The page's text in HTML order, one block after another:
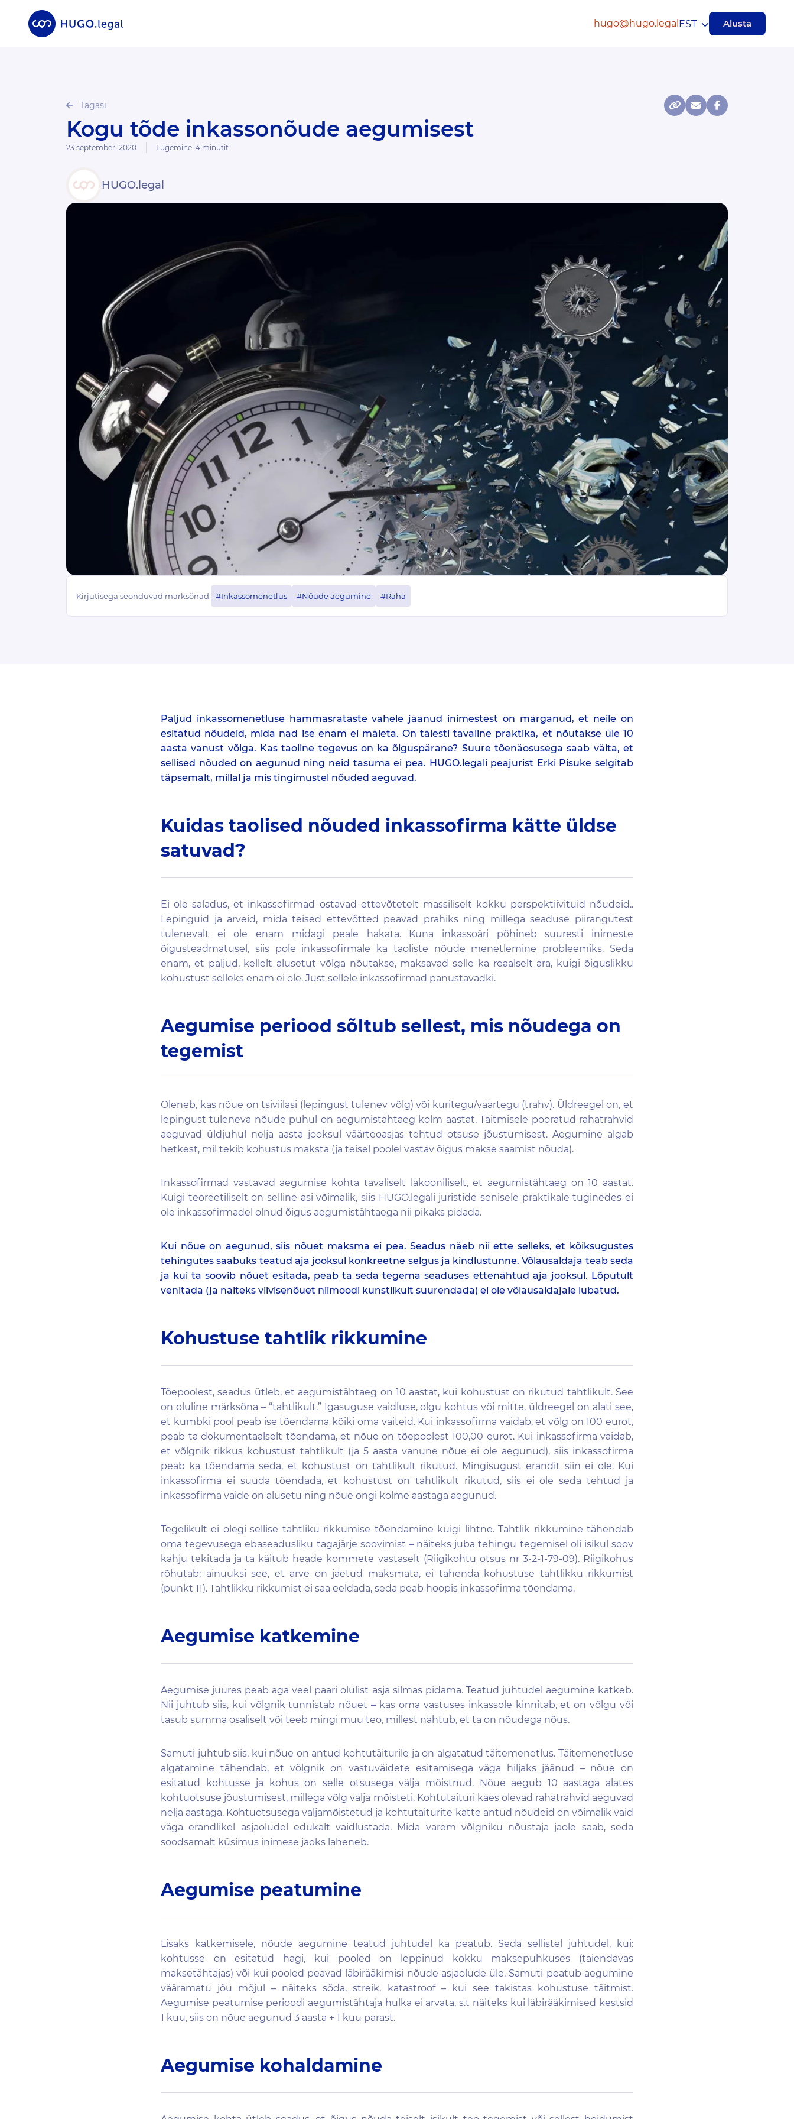
hugo@hugo.legal Alusta
EST
Tagasi
Kogu tõde inkassonõude aegumisest
23 september, 2020 Lugemine: 4 minutit
HUGO.legal
Kirjutisega seonduvad märksõnad: #Inkassomenetlus #Nõude aegumine #Raha
Paljud inkassomenetluse hammasrataste vahele jäänud inimestest on märganud, et neile on
esitatud nõudeid, mida nad ise enam ei mäleta. On täiesti tavaline praktika, et nõutakse üle 10
aasta vanust võlga. Kas taoline tegevus on ka õiguspärane? Suure tõenäosusega saab väita, et
sellised nõuded on aegunud ning neid tasuma ei pea. HUGO.legali peajurist Erki Pisuke selgitab
täpsemalt, millal ja mis tingimustel nõuded aeguvad.
Kuidas taolised nõuded inkassofirma kätte üldse
satuvad?
Ei ole saladus, et inkassofirmad ostavad ettevõtetelt massiliselt kokku perspektiivituid nõudeid..
Lepinguid ja arveid, mida teised ettevõtted peavad prahiks ning millega seaduse piirangutest
tulenevalt ei ole enam midagi peale hakata. Kuna inkassoäri põhineb suuresti inimeste
õigusteadmatusel, siis pole inkassofirmale ka taoliste nõude menetlemine probleemiks. Seda
enam, et paljud, kellelt alusetut võlga nõutakse, maksavad selle ka reaalselt ära, kuigi õiguslikku
kohustust selleks enam ei ole. Just sellele inkassofirmad panustavadki.
Aegumise periood sõltub sellest, mis nõudega on
tegemist
Oleneb, kas nõue on tsiviilasi (lepingust tulenev võlg) või kuritegu/väärtegu (trahv). Üldreegel on, et
lepingust tuleneva nõude puhul on aegumistähtaeg kolm aastat. Täitmisele pööratud rahatrahvid
aeguvad üldjuhul nelja aasta jooksul väärteoasjas tehtud otsuse jõustumisest. Aegumine algab
hetkest, mil tekib kohustus maksta (ja teisel poolel vastav õigus makse saamist nõuda).
Inkassofirmad vastavad aegumise kohta tavaliselt lakooniliselt, et aegumistähtaeg on 10 aastat.
Kuigi teoreetiliselt on selline asi võimalik, siis HUGO.legali juristide senisele praktikale tuginedes ei
ole inkassofirmadel olnud õigus aegumistähtaega nii pikaks pidada.
Kui nõue on aegunud, siis nõuet maksma ei pea. Seadus näeb nii ette selleks, et kõiksugustes
tehingutes saabuks teatud aja jooksul konkreetne selgus ja kindlustunne. Võlausaldaja teab seda
ja kui ta soovib nõuet esitada, peab ta seda tegema seaduses ettenähtud aja jooksul. Lõputult
venitada (ja näiteks viivisenõuet niimoodi kunstlikult suurendada) ei ole võlausaldajale lubatud.
Kohustuse tahtlik rikkumine
Tõepoolest, seadus ütleb, et aegumistähtaeg on 10 aastat, kui kohustust on rikutud tahtlikult. See
on oluline märksõna – “tahtlikult.” Igasuguse vaidluse, olgu kohtus või mitte, üldreegel on alati see,
et kumbki pool peab ise tõendama kõiki oma väiteid. Kui inkassofirma väidab, et võlg on 100 eurot,
peab ta dokumentaalselt tõendama, et nõue on tõepoolest 100,00 eurot. Kui inkassofirma väidab,
et võlgnik rikkus kohustust tahtlikult (ja 5 aasta vanune nõue ei ole aegunud), siis inkassofirma
peab ka tõendama seda, et kohustust on tahtlikult rikutud. Mingisugust erandit siin ei ole. Kui
inkassofirma ei suuda tõendada, et kohustust on tahtlikult rikutud, siis ei ole seda tehtud ja
inkassofirma väide on alusetu ning nõue ongi kolme aastaga aegunud.
Tegelikult ei olegi sellise tahtliku rikkumise tõendamine kuigi lihtne. Tahtlik rikkumine tähendab
oma tegevusega ebaseadusliku tagajärje soovimist – näiteks juba tehingu tegemisel oli isikul soov
kahju tekitada ja ta käitub heade kommete vastaselt (Riigikohtu otsus nr 3-2-1-79-09). Riigikohus
rõhutab: ainuüksi see, et arve on jäetud maksmata, ei tähenda kohustuse tahtlikku rikkumist
(punkt 11). Tahtlikku rikkumist ei saa eeldada, seda peab hoopis inkassofirma tõendama.
Aegumise katkemine
Aegumise juures peab aga veel paari olulist asja silmas pidama. Teatud juhtudel aegumine katkeb.
Nii juhtub siis, kui võlgnik tunnistab nõuet – kas oma vastuses inkassole kinnitab, et on võlgu või
tasub summa osaliselt või teeb mingi muu teo, millest nähtub, et ta on nõudega nõus.
Samuti juhtub siis, kui nõue on antud kohtutäiturile ja on algatatud täitemenetlus. Täitemenetluse
algatamine tähendab, et võlgnik on vastuväidete esitamisega väga hiljaks jäänud – nõue on
esitatud kohtusse ja kohus on selle otsusega välja mõistnud. Nõue aegub 10 aastaga alates
kohtuotsuse jõustumisest, millega võlg välja mõisteti. Kohtutäituri käes olevad rahatrahvid aeguvad
nelja aastaga. Kohtuotsusega väljamõistetud ja kohtutäiturite kätte antud nõudeid on võimalik vaid
väga erandlikel asjaoludel edukalt vaidlustada. Mida varem võlgniku nõustaja jaole saab, seda
soodsamalt küsimus inimese jaoks laheneb.
Aegumise peatumine
Lisaks katkemisele, nõude aegumine teatud juhtudel ka peatub. Seda sellistel juhtudel, kui:
kohtusse on esitatud hagi, kui pooled on leppinud kokku maksepuhkuses (täiendavas
maksetähtajas) või kui pooled peavad läbirääkimisi nõude asjaolude üle. Samuti peatub aegumine
vääramatu jõu mõjul – näiteks sõda, streik, katastroof – kui see takistas kohustuse täitmist.
Aegumise peatumise perioodi aegumistähtaja hulka ei arvata, s.t näiteks kui läbirääkimised kestsid
1 kuu, siis on nõue aegunud 3 aasta + 1 kuu pärast.
Aegumise kohaldamine